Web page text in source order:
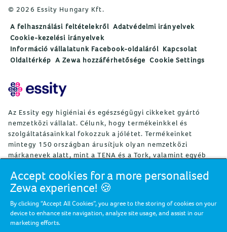
© 2026 Essity Hungary Kft.
A felhasználási feltételekről Adatvédelmi irányelvek
Cookie-kezelési irányelvek
Információ vállalatunk Facebook-oldaláról Kapcsolat
Oldaltérkép A Zewa hozzáférhetősége Cookie Settings
Az Essity egy higiéniai és egészségügyi cikkeket gyártó
nemzetközi vállalat. Célunk, hogy termékeinkkel és
szolgáltatásainkkal fokozzuk a jólétet. Termékeinket
mintegy 150 országban árusítjuk olyan nemzetközi
márkanevek alatt, mint a TENA és a Tork, valamint egyéb
Leukoplast, Libero, Libresse, Lotus, Modibodi, Nosotras,
Saba, Tempo, TOM Organic és Zewa. Az Essity mintegy
36 000 alkalmazottat foglalkoztat. A nettó árbevétel 2024-
ben mintegy 146 mrdSEK (13 mrdEUR) volt. A vállalat
székhelye a svédországi Stockholm, az Essity részvényeit
pedig a Nasdaq Stockholm jegyzi. Az Essity a jólétért,
Accept cookies for a more personalised
Zewa experience! 🍪
By clicking “Accept All Cookies”, you agree to the storing of cookies on your
device to enhance site navigation, analyze site usage, and assist in our
marketing efforts.